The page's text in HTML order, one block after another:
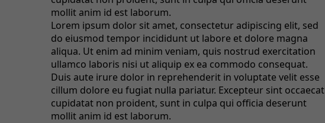
mollit anim id est laborum.
Lorem ipsum dolor sit amet, consectetur adipiscing elit, sed
do eiusmod tempor incididunt ut labore et dolore magna
aliqua. Ut enim ad minim veniam, quis nostrud exercitation
ullamco laboris nisi ut aliquip ex ea commodo consequat.
Duis aute irure dolor in reprehenderit in voluptate velit esse
cillum dolore eu fugiat nulla pariatur. Excepteur sint occaecat
cupidatat non proident, sunt in culpa qui officia deserunt
mollit anim id est laborum.